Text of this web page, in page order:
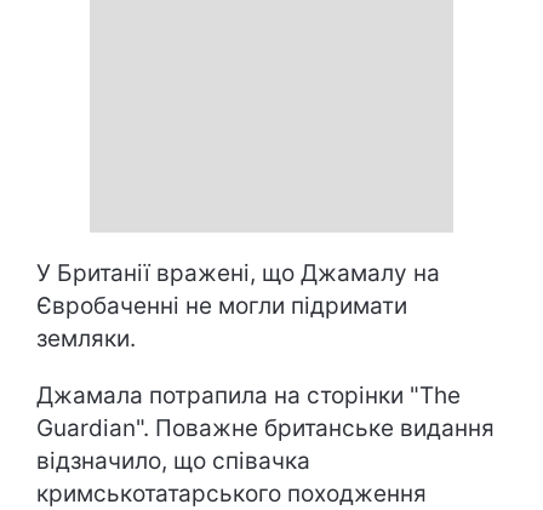
У Британії вражені, що Джамалу на
Євробаченні не могли підримати
земляки.
Джамала потрапила на сторінки "The
Guardian". Поважне британське видання
відзначило, що співачка
кримськотатарського походження